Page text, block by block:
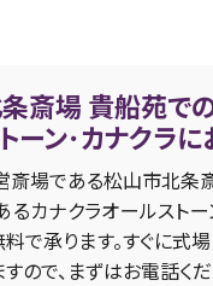
斎場 貴船苑で
ーン･カナクラに
斎場である松山市北条
カナクラオールスト
で承ります。すぐに式
ので、まずはお電話くだ